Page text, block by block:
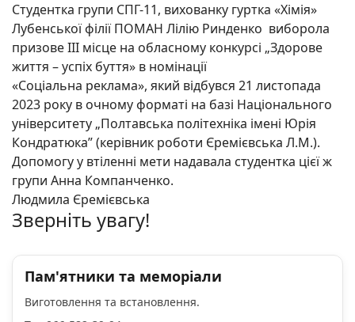
Студентка групи СПГ-11, вихованку гуртка «Хімія»
Лубенської філії ПОМАН Лілію Ринденко виборола
призове ІІІ місце на обласному конкурсі „Здорове
життя – успіх буття» в номінації
«Соціальна реклама», який відбувся 21 листопада
2023 року в очному форматі на базі Національного
університету „Полтавська політехніка імені Юрія
Кондратюка” (керівник роботи Єремієвська Л.М.).
Допомогу у втіленні мети надавала студентка цієї ж
групи Анна Компанченко.
Людмила Єремієвська
Зверніть увагу!
Пам'ятники та меморіали
Виготовлення та встановлення.